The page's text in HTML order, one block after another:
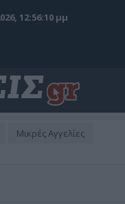
12:56:11 μμ
Μικρές Αγγελίες